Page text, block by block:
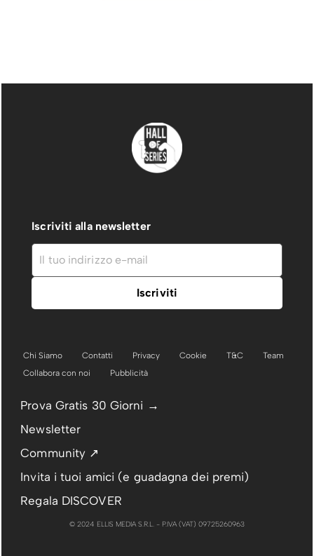
Iscriviti alla newsletter
Chi Siamo Contatti Privacy Cookie T&C
Team
Collabora con noi
Pubblicità
Prova Gratis 30 Giorni →
Newsletter
Community ↗
Invita i tuoi amici (e guadagna dei premi)
Regala DISCOVER
© 2024 ELLIS MEDIA S.R.L. - P.IVA (VAT) 09725260963